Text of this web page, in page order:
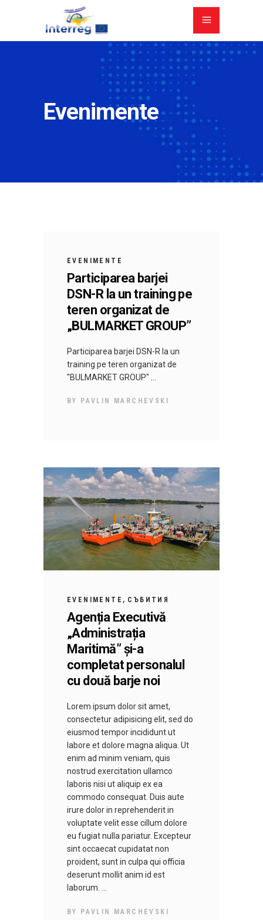
Evenimente
EVENIMENTE
Participarea barjei
DSN-R la un training pe
teren organizat de
„BULMARKET GROUP”
Participarea barjei DSN-R la un
training pe teren organizat de
"BULMARKET GROUP"
BY PAVLIN MARCHEVSKI
EVENIMENTE СЪБИТИЯ
Agenția Executivă
„Administrația
Maritimă” și-a
completat personalul
cu două barje noi
Lorem ipsum dolor sit amet,
consectetur adipisicing elit, sed do
eiusmod tempor incididunt ut
labore et dolore magna aliqua. Ut
enim ad minim veniam, quis
nostrud exercitation ullamco
laboris nisi ut aliquip ex ea
commodo consequat. Duis aute
irure dolor in reprehenderit in
voluptate velit esse cillum dolore
eu fugiat nulla pariatur. Excepteur
sint occaecat cupidatat non
proident, sunt in culpa qui officia
deserunt mollit anim id est
laborum.
BY PAVLIN MARCHEVSKI